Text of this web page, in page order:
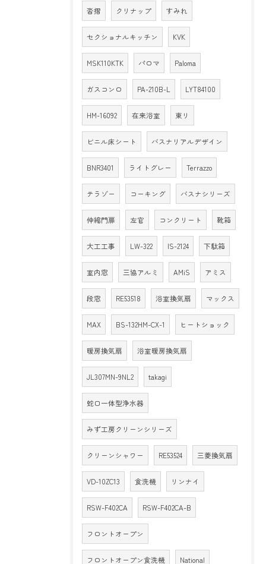
沓摺 クリナップ すみれ
セクショナルキッチン KVK
MSK110KTK パロマ Paloma
ガスコンロ PA-210B-L LYT84100
HM-16092 在来浴室 東リ
ビニル床シート バスナリアルデザイン
BNR3401 ライトグレー Terrazzo
テラゾー コーキング バスナシリーズ
伸縮門扉 左官 コンクリート 靴箱
大工工事 LW-322 IS-2124 下駄箱
室内窓 三協アルミ AMiS アミス
段窓 RE53518 浴室換気扇 マックス
MAX BS-132HM-CX-1 ヒートショック
暖房換気扇 浴室暖房換気扇
JL307MN-9NL2 takagi
蛇口一体型浄水器
みず工房クリーンシリーズ
クリーンシャワー RE53524 三菱換気扇
VD-10ZC13 食洗機 リンナイ
RSW-F402CA RSW-F402CA-B
フロントオープン
フロントオープン食洗機 National